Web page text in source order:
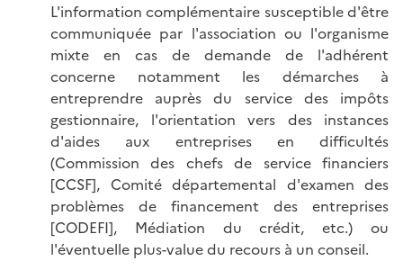
L'information complémentaire susceptible d'être
communiquée par l'association ou l'organisme
mixte en cas de demande de l'adhérent
concerne notamment les démarches à
entreprendre auprès du service des impôts
gestionnaire, l'orientation vers des instances
d'aides aux entreprises en difficultés
(Commission des chefs de service financiers
[CCSF], Comité départemental d'examen des
problèmes de financement des entreprises
[CODEFI], Médiation du crédit, etc.) ou
l'éventuelle plus-value du recours à un conseil.